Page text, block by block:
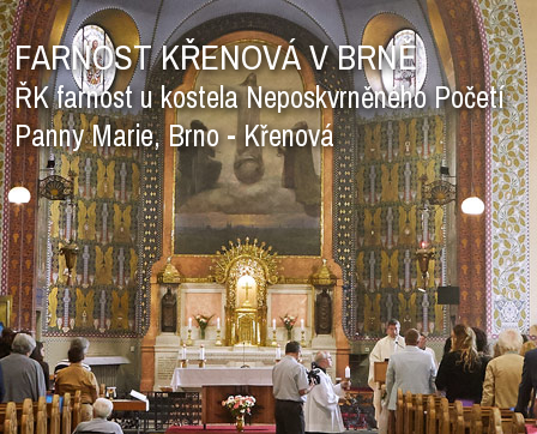
FARNOST KŘENOVÁ V BRNĚ
ŘK farnost u kostela Neposkvrněného Početí
Panny Marie, Brno - Křenová